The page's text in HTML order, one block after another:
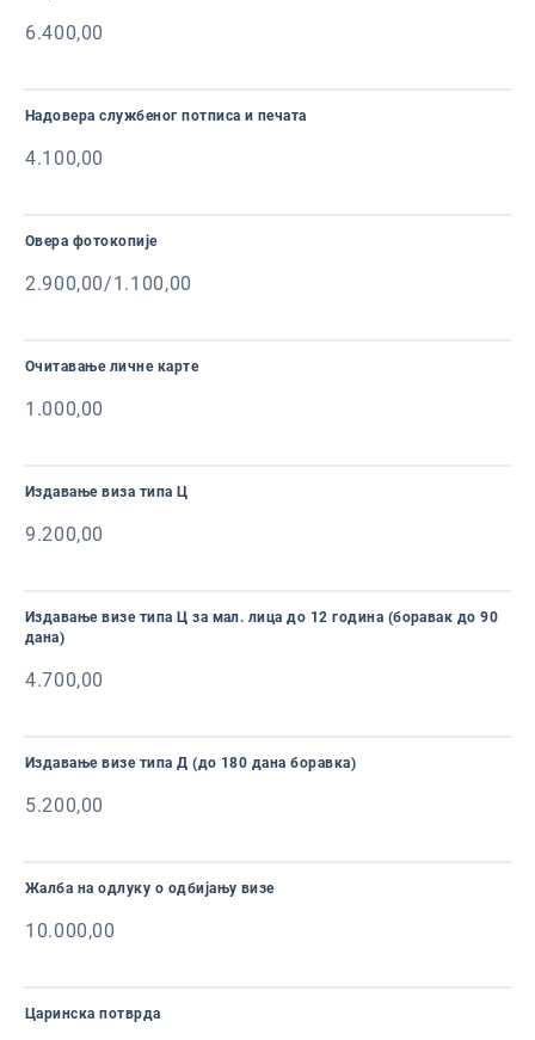
6.400,00
Надовера службеног потписа и печата
4.100,00
Овера фотокопије
2.900,00/1.100,00
Очитавање личне карте
1.000,00
Издавање виза типа Ц
9.200,00
Издавање визе типа Ц за мал. лица до 12 година (боравак до 90
дана)
4.700,00
Издавање визе типа Д (до 180 дана боравка)
5.200,00
Жалба на одлуку о одбијању визе
10.000,00
Царинска потврда